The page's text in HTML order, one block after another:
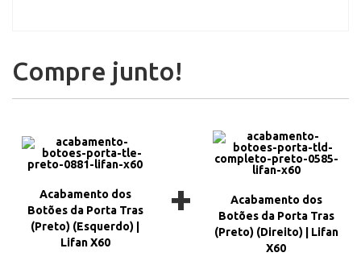
Compre junto!
Acabamento dos
Botões da Porta Tras
(Preto) (Esquerdo) |
Lifan X60
+
Acabamento dos
Botões da Porta Tras
(Preto) (Direito) | Lifan
X60